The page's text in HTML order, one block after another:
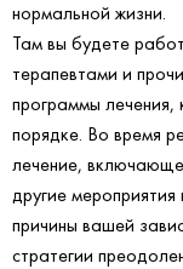
нормальной жизни.
Там вы будете
терапевтами и
программы
порядке. Во время
лечение,
другие
причины вашей
стратегии